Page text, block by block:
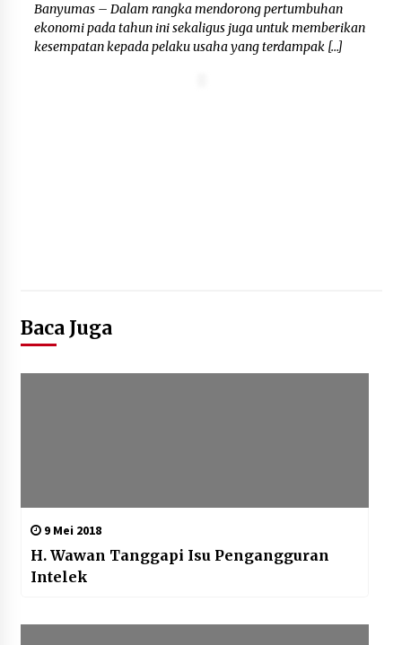
Banyumas – Dalam rangka mendorong pertumbuhan
ekonomi pada tahun ini sekaligus juga untuk memberikan
kesempatan kepada pelaku usaha yang terdampak […]
Baca Juga
9 Mei 2018
H. Wawan Tanggapi Isu Pengangguran
Intelek